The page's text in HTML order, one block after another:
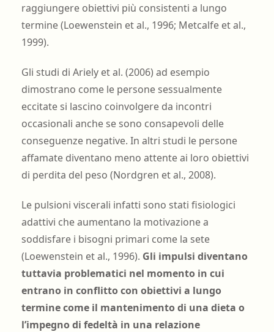
raggiungere obiettivi più consistenti a lungo
termine (Loewenstein et al., 1996; Metcalfe et al.,
1999).
Gli studi di Ariely et al. (2006) ad esempio
dimostrano come le persone sessualmente
eccitate si lascino coinvolgere da incontri
occasionali anche se sono consapevoli delle
conseguenze negative. In altri studi le persone
affamate diventano meno attente ai loro obiettivi
di perdita del peso (Nordgren et al., 2008).
Le pulsioni viscerali infatti sono stati fisiologici
adattivi che aumentano la motivazione a
soddisfare i bisogni primari come la sete
(Loewenstein et al., 1996). Gli impulsi diventano
tuttavia problematici nel momento in cui
entrano in conflitto con obiettivi a lungo
termine come il mantenimento di una dieta o
l’impegno di fedeltà in una relazione